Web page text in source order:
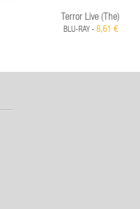
Terror Live (The)
BLU-RAY - 8,61 €